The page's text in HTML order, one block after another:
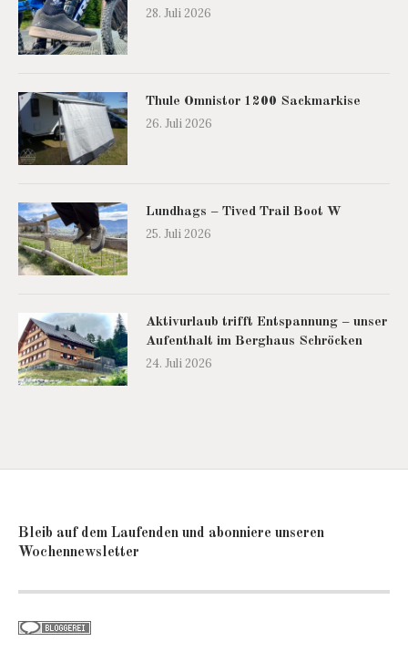
28. Juli 2026
Thule Omnistor 1200 Sackmarkise
26. Juli 2026
Lundhags – Tived Trail Boot W
25. Juli 2026
Aktivurlaub trifft Entspannung – unser
Aufenthalt im Berghaus Schröcken
24. Juli 2026
Bleib auf dem Laufenden und abonniere unseren
Wochennewsletter